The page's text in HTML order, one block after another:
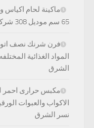
ماكينة لحام اكياس
65 سم موديل 308 شركة نسر الشرق
فرن شرنك نصف
الشرق
مكبس حرارى احمر
نسر الشرق